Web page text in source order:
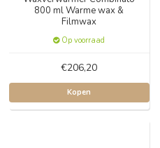
800 ml Warme wax &
Filmwax
Op voorraad
€206,20
Kopen